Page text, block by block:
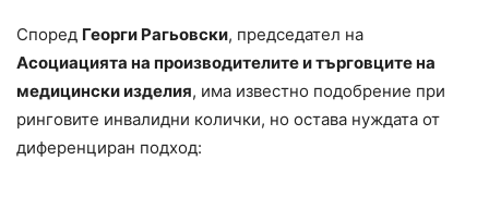
Според Георги Рагьовски, председател на
Асоциацията на производителите и търговците на
медицински изделия, има известно подобрение при
ринговите инвалидни колички, но остава нуждата от
диференциран подход: